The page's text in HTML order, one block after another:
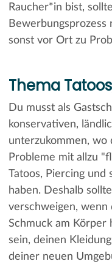
Raucher*in bist,
sonst vor Ort zu
Thema
Du musst als
konservativen,
unterzukommen, wo
Probleme mit allzu
Tatoos, Piercing und
haben. Deshalb
verschweigen, wenn
Schmuck am Körper
sein, deinen
deiner neuen